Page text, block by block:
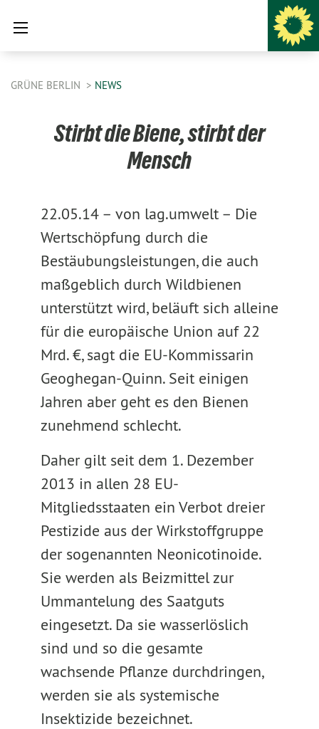
GRÜNE BERLIN NEWS
Stirbt die Biene, stirbt der
Mensch
22.05.14 – von lag.umwelt – Die
Wertschöpfung durch die
Bestäubungsleistungen, die auch
maßgeblich durch Wildbienen
unterstützt wird, beläuft sich alleine
für die europäische Union auf 22
Mrd. €, sagt die EU-Kommissarin
Geoghegan-Quinn. Seit einigen
Jahren aber geht es den Bienen
zunehmend schlecht.
Daher gilt seit dem 1. Dezember
2013 in allen 28 EU-
Mitgliedsstaaten ein Verbot dreier
Pestizide aus der Wirkstoffgruppe
der sogenannten Neonicotinoide.
Sie werden als Beizmittel zur
Ummantelung des Saatguts
eingesetzt. Da sie wasserlöslich
sind und so die gesamte
wachsende Pflanze durchdringen,
werden sie als systemische
Insektizide bezeichnet.